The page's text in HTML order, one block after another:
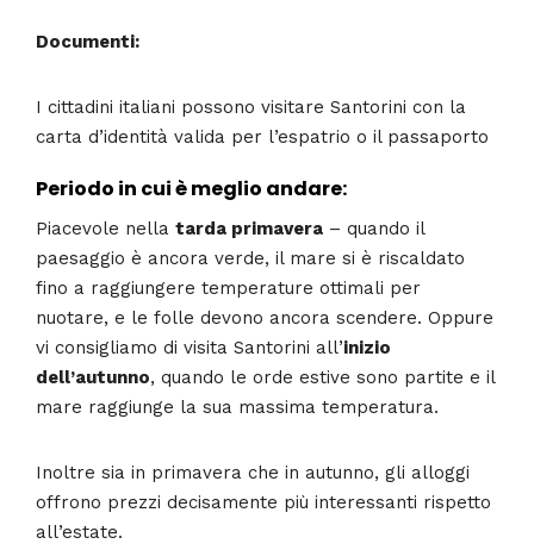
Documenti:
I cittadini italiani possono visitare Santorini con la
carta d’identità valida per l’espatrio o il passaporto
Periodo in cui è meglio andare:
Piacevole nella tarda primavera – quando il
paesaggio è ancora verde, il mare si è riscaldato
fino a raggiungere temperature ottimali per
nuotare, e le folle devono ancora scendere. Oppure
vi consigliamo di visita Santorini all’inizio
dell’autunno, quando le orde estive sono partite e il
mare raggiunge la sua massima temperatura.
Inoltre sia in primavera che in autunno, gli alloggi
offrono prezzi decisamente più interessanti rispetto
all’estate.